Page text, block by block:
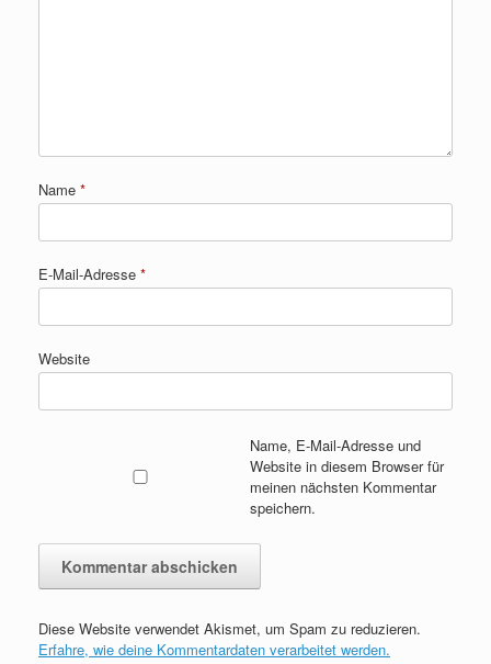
Name *
E-Mail-Adresse *
Website
Name, E-Mail-Adresse und
Website in diesem Browser für
meinen nächsten Kommentar
speichern.
Diese Website verwendet Akismet, um Spam zu reduzieren.
Erfahre, wie deine Kommentardaten verarbeitet werden.